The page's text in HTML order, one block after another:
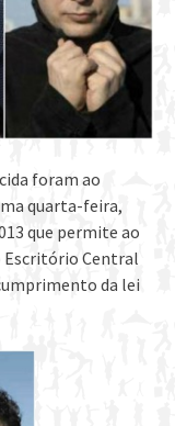
foram ao
quarta-feira,
que permite ao
Escritório Central
da lei